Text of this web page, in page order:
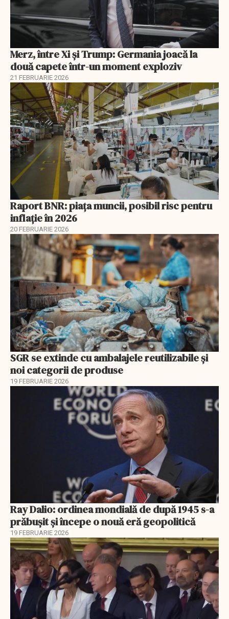
Merz, între Xi și Trump: Germania joacă la
două capete într-un moment exploziv
21 FEBRUARIE 2026
Raport BNR: piața muncii, posibil risc pentru
inflație în 2026
20 FEBRUARIE 2026
SGR se extinde cu ambalajele reutilizabile și
noi categorii de produse
19 FEBRUARIE 2026
Ray Dalio: ordinea mondială de după 1945 s-a
prăbușit și începe o nouă eră geopolitică
19 FEBRUARIE 2026